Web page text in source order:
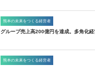
熊本の未来をつくる経営者
グループ売上高200億円を達成。多角化
熊本の未来をつくる経営者